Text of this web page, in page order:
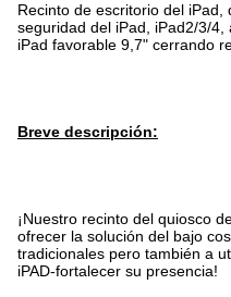
Recinto de escritorio del
seguridad del iPad, iPad2/3/4,
iPad favorable 9,7" cerrando
Breve descripción:
¡Nuestro recinto del quiosco
ofrecer la solución del bajo
tradicionales pero también a
iPAD-fortalecer su presencia!